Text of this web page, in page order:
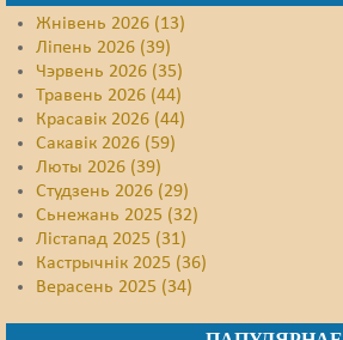
Жнівень 2026 (13)
Ліпень 2026 (39)
Чэрвень 2026 (35)
Травень 2026 (44)
Красавік 2026 (44)
Сакавік 2026 (59)
Люты 2026 (39)
Студзень 2026 (29)
Сьнежань 2025 (32)
Лістапад 2025 (31)
Кастрычнік 2025 (36)
Верасень 2025 (34)
Сацыяльныя правы